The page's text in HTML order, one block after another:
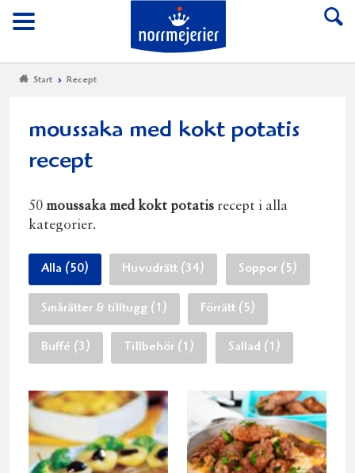
Meny
Till Norrmejerier
Start Recept
moussaka med kokt potatis
recept
50 moussaka med kokt potatis recept i alla
kategorier.
Alla (50) Huvudrätt (34) Soppor (5)
Smårätter & tilltugg (1) Förrätt (5)
Buffé (3) Tillbehör (1) Sallad (1)